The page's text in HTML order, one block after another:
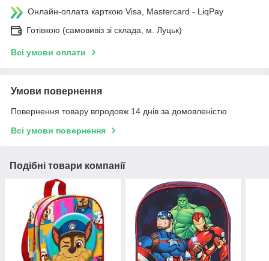
Онлайн-оплата карткою Visa, Mastercard - LiqPay
Готівкою (самовивіз зі склада, м. Луцьк)
Всі умови оплати
Умови повернення
Повернення товару впродовж 14 днів за домовленістю
Всі умови повернення
Подібні товари компанії